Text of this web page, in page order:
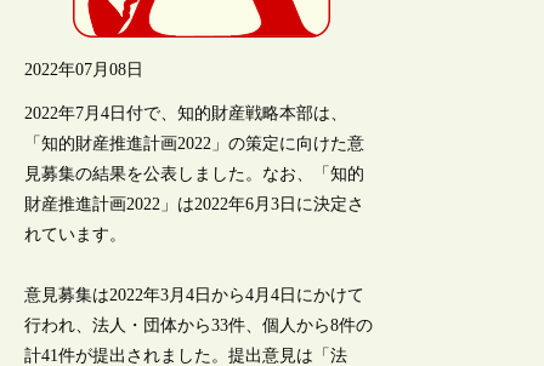
2022年07月08日
2022年7月4日付で、知的財産戦略本部は、
「知的財産推進計画2022」の策定に向けた意
見募集の結果を公表しました。なお、「知的
財産推進計画2022」は2022年6月3日に決定さ
れています。
意見募集は2022年3月4日から4月4日にかけて
行われ、法人・団体から33件、個人から8件の
計41件が提出されました。提出意見は「法